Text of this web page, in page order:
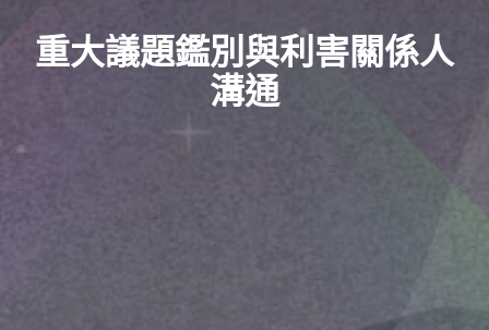
重大議題鑑別與利害關係人
溝通